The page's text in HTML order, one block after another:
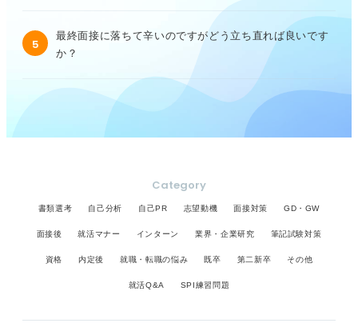
5
最終面接に落ちて辛いのですがどう立ち直れば良いです
か？
Category
書類選考 自己分析 自己PR 志望動機 面接対策 GD・GW
面接後 就活マナー インターン 業界・企業研究 筆記試験対策
資格 内定後 就職・転職の悩み 既卒 第二新卒 その他
就活Q&A SPI練習問題